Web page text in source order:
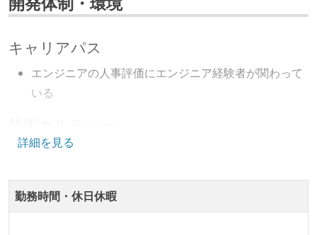
キャリアパス
エンジニアの人事評価にエンジニア経験者が関わって
いる
CTO またはそれに準じる、技術やワークフローの標準
開発メンバーの裁量
詳細を見る
勤務時間・休日休暇